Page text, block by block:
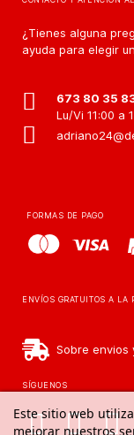
Este sitio web
mejorar nuestros
¿Tienes alguna
ayuda para elegir
673 80 35
Lu/Vi 11:00 a
FORMAS DE PAGO
ENVÍOS GRATUITOS A
Sobre envios
SÍGUENOS